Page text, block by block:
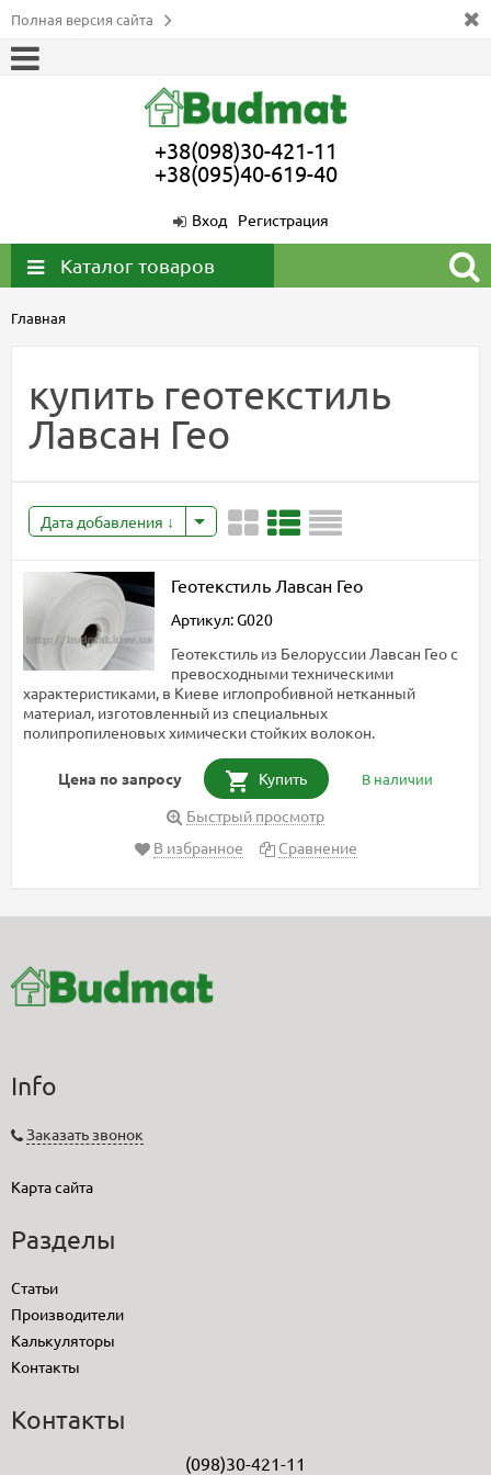
Полная версия сайта
+38(098)30-421-11
+38(095)40-619-40
Вход Регистрация
Каталог товаров
Главная
купить геотекстиль
Лавсан Гео
Дата добавления
Геотекстиль Лавсан Гео
Артикул: G020
Геотекстиль из Белоруссии Лавсан Гео с
превосходными техническими
характеристиками, в Киеве иглопробивной нетканный
материал, изготовленный из специальных
полипропиленовых химически стойких волокон.
Цена по запросу Купить В наличии
Быстрый просмотр
В избранное
Сравнение
Info
Заказать звонок
Карта сайта
Разделы
Статьи
Производители
Калькуляторы
Контакты
Контакты
(098)30-421-11